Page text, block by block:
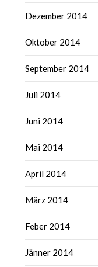
Dezember 2014
Oktober 2014
September 2014
Juli 2014
Juni 2014
Mai 2014
April 2014
März 2014
Feber 2014
Jänner 2014